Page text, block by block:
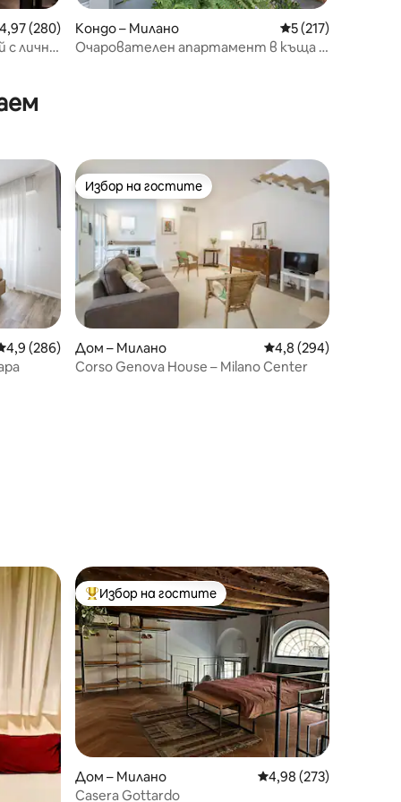
оценка: 4,97 от 5, 280 отзива
4,97 (280)
с лична
Кондо – Милано Средна оценка: 5
5 (217)
Очарователен апартамент в къща в
оценка: 4,9 от 5, 286 отзива
4,9 (286)
Избор на гостите
Избор на гостите
Дом – Милано Средна оценка: 4,8
4,8 (294)
Corso Genova House – Milano Center
Най-популярен избор на гостите
Избор на гостите
Дом – Милано Средна оценка: 4,98
4,98 (273)
Casera Gottardo